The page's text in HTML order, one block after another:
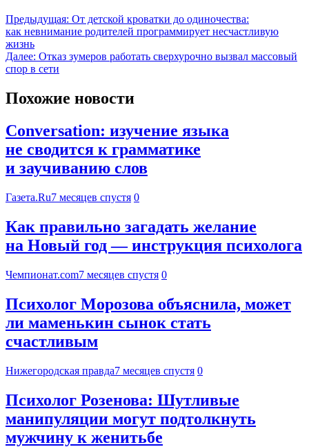
Предыдущая: От детской кроватки до одиночества:
как невнимание родителей программирует несчастливую
жизнь
Далее: Отказ зумеров работать сверхурочно вызвал массовый
спор в сети
Похожие новости
Conversation: изучение языка
не сводится к грамматике
и заучиванию слов
Газета.Ru7 месяцев спустя 0
Как правильно загадать желание
на Новый год — инструкция психолога
Чемпионат.com7 месяцев спустя 0
Психолог Морозова объяснила, может
ли маменькин сынок стать
счастливым
Нижегородская правда7 месяцев спустя 0
Психолог Розенова: Шутливые
манипуляции могут подтолкнуть
мужчину к женитьбе